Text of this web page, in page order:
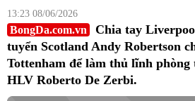
13:23 08/06/2026
BongDa.com.vn
Chia tay
tuyển Scotland Andy Robertson
Tottenham để làm thủ lĩnh
HLV Roberto De Zerbi.